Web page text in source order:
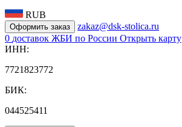
RUB
Оформить заказ
zakaz@dsk-stolica.ru
0 доставок ЖБИ по России Открыть карту
ИНН:
7721823772
БИК:
044525411